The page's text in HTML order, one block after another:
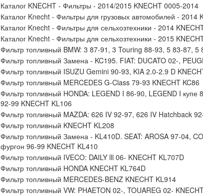
Каталог KNECHT - Фильтры - 2014/2015 KNECHT 0005-2014
Каталог Knecht - Фильтры для грузовых автомобилей - 2014
Каталог Knecht - Фильтры для сельхозтехники - 2014
Каталог Knecht - Фильтры для сельхозтехники - 2015
Фильтр топливный BMW: 3 87-91, 3 Touring 88-93, 5 83-87, 5
Фильтр топливный Замена - KC195. FIAT: DUCATO 02-,
Фильтр топливный ISUZU Gemini 90-93, KIA 2.0-2.9 D
Фильтр топливный MERCEDES G-Class 79-93 KNECHT KC86
Фильтр топливный HONDA: LEGEND I 86-90, LEGEND I
92-99 KNECHT KL106
Фильтр топливный MAZDA: 626 IV 92-97, 626 IV Hatchback
Фильтр топливный KNECHT KL208
Фильтр топливный Замена - KL410D. SEAT: AROSA 97-04,
фургон 96-99 KNECHT KL410
Фильтр топливный IVECO: DAILY lll 06- KNECHT KL707D
Фильтр топливный HONDA KNECHT KL764D
Фильтр топливный MERCEDES-BENZ KNECHT KL914
Фильтр топливный VW: PHAETON 02-, TOUAREG 02-